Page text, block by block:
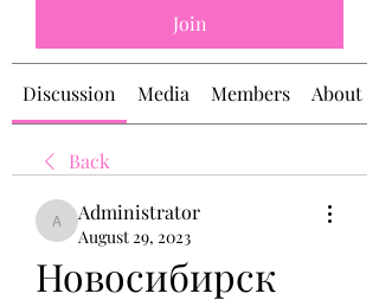
Join
Discussion Media Members About
Back
Administrator
Administrator
August 29, 2023
Новосибирск